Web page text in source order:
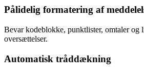
Pålidelig formatering af
Bevar kodeblokke, punktlister, omtaler og
oversættelser.
Automatisk tråddækning